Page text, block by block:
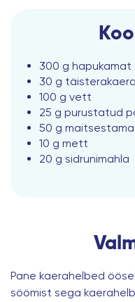
300 g hapukamat
30 g
100 g vett
25 g purustatud
50 g
10 g mett
20 g sidrunimahla
Pane kaerahelbed
söömist sega